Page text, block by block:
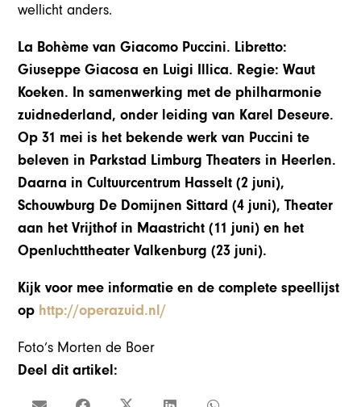
wellicht anders.
La Bohème van Giacomo Puccini. Libretto:
Giuseppe Giacosa en Luigi Illica. Regie: Waut
Koeken. In samenwerking met de philharmonie
zuidnederland, onder leiding van Karel Deseure.
Op 31 mei is het bekende werk van Puccini te
beleven in Parkstad Limburg Theaters in Heerlen.
Daarna in Cultuurcentrum Hasselt (2 juni),
Schouwburg De Domijnen Sittard (4 juni), Theater
aan het Vrijthof in Maastricht (11 juni) en het
Openluchttheater Valkenburg (23 juni).
Kijk voor mee informatie en de complete speellijst
op http://operazuid.nl/
Foto’s Morten de Boer
Deel dit artikel: